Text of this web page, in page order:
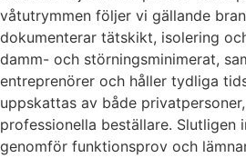
våtutrymmen följer vi gällande
dokumenterar tätskikt, isolering
damm- och störningsminimerat,
entreprenörer och håller tydliga
uppskattas av både
professionella beställare. Slutligen
genomför funktionsprov och